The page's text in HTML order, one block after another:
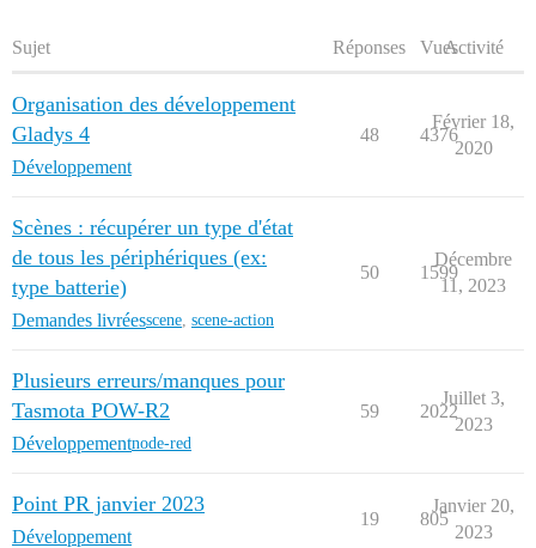
Sujet Réponses VuesActivité
Organisation des développement
Gladys 4
Développement
48 4376
Février 18,
2020
Scènes : récupérer un type d'état
de tous les périphériques (ex:
type batterie)
Demandes livréesscene, scene-action
50 1599
Décembre
11, 2023
Plusieurs erreurs/manques pour
Tasmota POW-R2
Développementnode-red
59 2022
Juillet 3,
2023
Point PR janvier 2023
Développement
19 805
Janvier 20,
2023